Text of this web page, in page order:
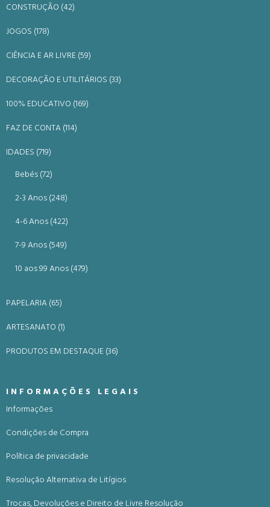
CONSTRUÇÃO (42)
JOGOS (178)
CIÊNCIA E AR LIVRE (59)
DECORAÇÃO E UTILITÁRIOS (33)
100% EDUCATIVO (169)
FAZ DE CONTA (114)
IDADES (719)
Bebés (72)
2-3 Anos (248)
4-6 Anos (422)
7-9 Anos (549)
10 aos 99 Anos (479)
PAPELARIA (65)
ARTESANATO (1)
PRODUTOS EM DESTAQUE (36)
INFORMAÇÕES LEGAIS
Informações
Condições de Compra
Política de privacidade
Resolução Alternativa de Litígios
Trocas, Devoluções e Direito de Livre Resolução